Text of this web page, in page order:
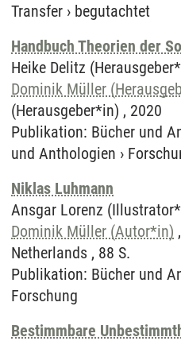
Transfer › begutachtet
Handbuch Theorien der
Heike Delitz
Dominik Müller
(Herausgeber*in) , 2020
Publikation: Bücher und
und Anthologien ›
Niklas Luhmann
Ansgar Lorenz
Dominik Müller (Autor*in)
Netherlands , 88 S.
Publikation: Bücher und
Forschung
Bestimmbare